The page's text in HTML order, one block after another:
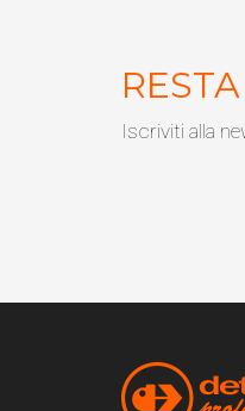
Iscriviti alla